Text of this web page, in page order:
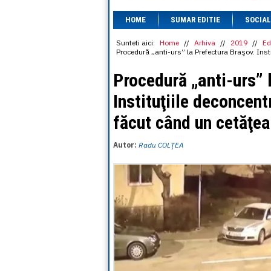
HOME SUMAR EDITIE SOCIAL
Sunteti aici: Home // Arhiva // 2019 //
Procedură „anti-urs” la Prefectura Braşov.
Procedură „anti-
Instituţiile
făcut când un
Autor: Radu COLŢEA